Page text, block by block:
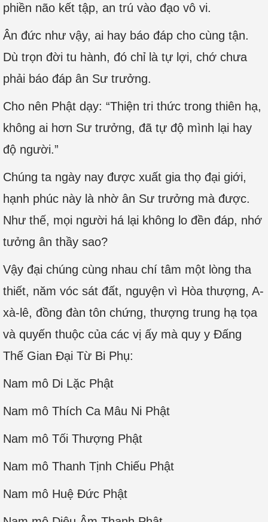
phiền não kết tập, an trú vào đạo vô vi.
Ân đức như vậy, ai hay báo đáp cho cùng tận.
Dù trọn đời tu hành, đó chỉ là tự lợi, chớ chưa
phải báo đáp ân Sư trưởng.
Cho nên Phật dạy: “Thiện tri thức trong thiên hạ,
không ai hơn Sư trưởng, đã tự độ mình lại hay
độ người.”
Chúng ta ngày nay được xuất gia thọ đại giới,
hạnh phúc này là nhờ ân Sư trưởng mà được.
Như thế, mọi người há lại không lo đền đáp, nhớ
tưởng ân thầy sao?
Vậy đại chúng cùng nhau chí tâm một lòng tha
thiết, năm vóc sát đất, nguyện vì Hòa thượng, A-
xà-lê, đồng đàn tôn chứng, thượng trung hạ tọa
và quyến thuộc của các vị ấy mà quy y Đấng
Thế Gian Đại Từ Bi Phụ:
Nam mô Di Lặc Phật
Nam mô Thích Ca Mâu Ni Phật
Nam mô Tối Thượng Phật
Nam mô Thanh Tịnh Chiếu Phật
Nam mô Huệ Đức Phật